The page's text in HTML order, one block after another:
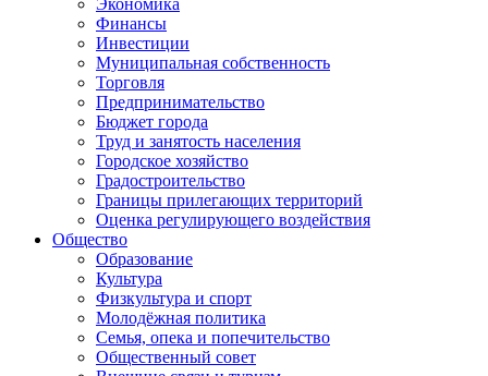
Экономика
Финансы
Инвестиции
Муниципальная собственность
Торговля
Предпринимательство
Бюджет города
Труд и занятость населения
Городское хозяйство
Градостроительство
Границы прилегающих территорий
Оценка регулирующего воздействия
Общество
Образование
Культура
Физкультура и спорт
Молодёжная политика
Семья, опека и попечительство
Общественный совет